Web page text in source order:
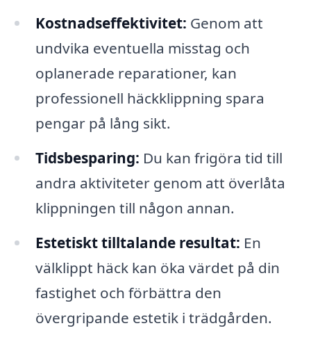
Kostnadseffektivitet: Genom att
undvika eventuella misstag och
oplanerade reparationer, kan
professionell häckklippning spara
pengar på lång sikt.
Tidsbesparing: Du kan frigöra tid till
andra aktiviteter genom att överlåta
klippningen till någon annan.
Estetiskt tilltalande resultat: En
välklippt häck kan öka värdet på din
fastighet och förbättra den
övergripande estetik i trädgården.